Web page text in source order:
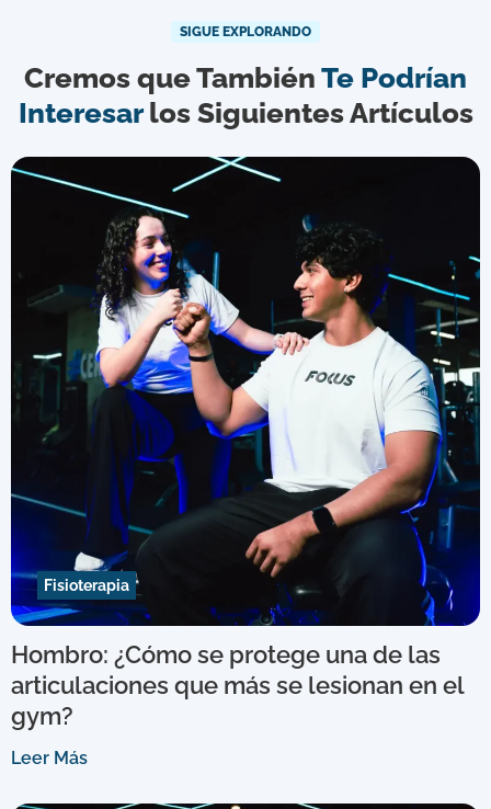
SIGUE EXPLORANDO
Cremos que También Te Podrían
Interesarlos Siguientes Artículos
Fisioterapia
Hombro: ¿Cómo se protege una de las
articulaciones que más se lesionan en el
gym?
Leer Más